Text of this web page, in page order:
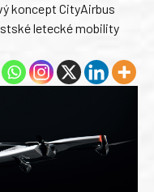
koncept CityAirbus
letecké mobility